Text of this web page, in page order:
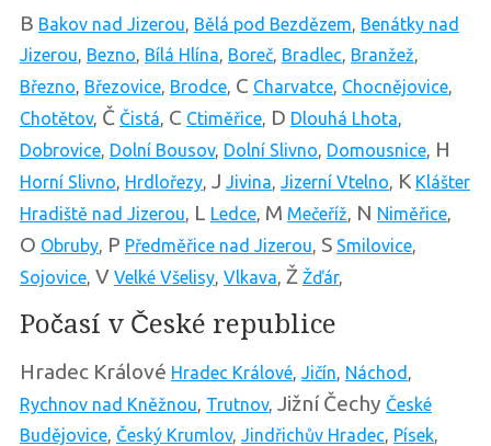
B Bakov nad Jizerou, Bělá pod Bezdězem, Benátky nad
Jizerou, Bezno, Bílá Hlína, Boreč, Bradlec, Branžež,
Březno, Březovice, Brodce, C Charvatce, Chocnějovice,
Chotětov, Č Čistá, C Ctiměřice, D Dlouhá Lhota,
Dobrovice, Dolní Bousov, Dolní Slivno, Domousnice, H
Horní Slivno, Hrdlořezy, J Jivina, Jizerní Vtelno, K Klášter
Hradiště nad Jizerou, L Ledce, M Mečeříž, N Niměřice,
O Obruby, P Předměřice nad Jizerou, S Smilovice,
Sojovice, V Velké Všelisy, Vlkava, Ž Žďár,
Počasí v České republice
Hradec Králové Hradec Králové, Jičín, Náchod ,
Rychnov nad Kněžnou, Trutnov, Jižní Čechy České
Budějovice, Český Krumlov, Jindřichův Hradec, Písek,